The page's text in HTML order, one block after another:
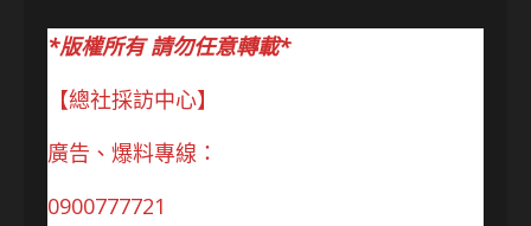
*版權所有 請勿任意轉載*
【總社採訪中心】
廣告、爆料專線：
0900777721